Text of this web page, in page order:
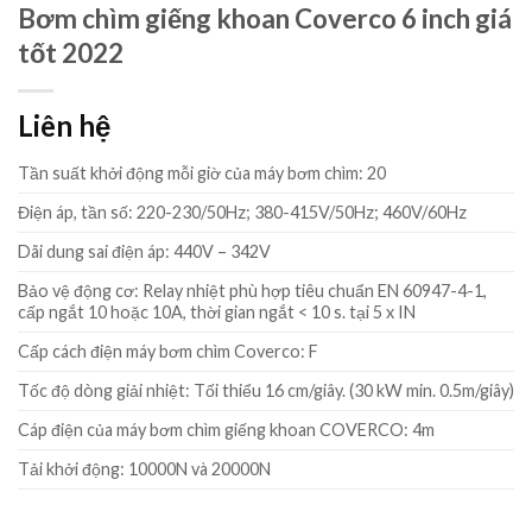
Bơm chìm giếng khoan Coverco 6 inch giá
tốt 2022
Liên hệ
Tần suất khởi động mỗi giờ của máy bơm chìm: 20
Điện áp, tần số: 220-230/50Hz; 380-415V/50Hz; 460V/60Hz
Dãi dung sai điện áp: 440V – 342V
Bảo vệ động cơ: Relay nhiệt phù hợp tiêu chuẩn EN 60947-4-1,
cấp ngắt 10 hoặc 10A, thời gian ngắt < 10 s. tại 5 x IN
Cấp cách điện máy bơm chìm Coverco: F
Tốc độ dòng giải nhiệt: Tối thiểu 16 cm/giây. (30 kW min. 0.5m/giây)
Cáp điện của máy bơm chìm giếng khoan COVERCO: 4m
Tải khởi động: 10000N và 20000N